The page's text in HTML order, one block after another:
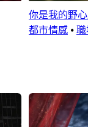
你是我的野
都市情感⦁ 職